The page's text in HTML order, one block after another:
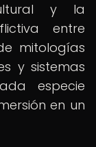
y la
entre
mitologías
y sistemas
especie
en un